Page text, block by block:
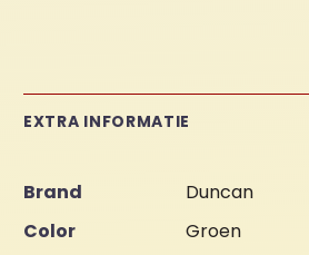
EXTRA INFORMATIE
Brand
Duncan
Color
Groen